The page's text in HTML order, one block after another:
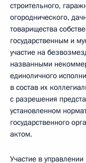
строительного,
огороднического,
товарищества
государственным и
участие на
названными
единоличного
в состав их
с разрешения
установленном
государственного
актом.
Участие в